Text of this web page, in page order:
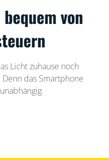
von
Licht zuhause noch
das Smartphone